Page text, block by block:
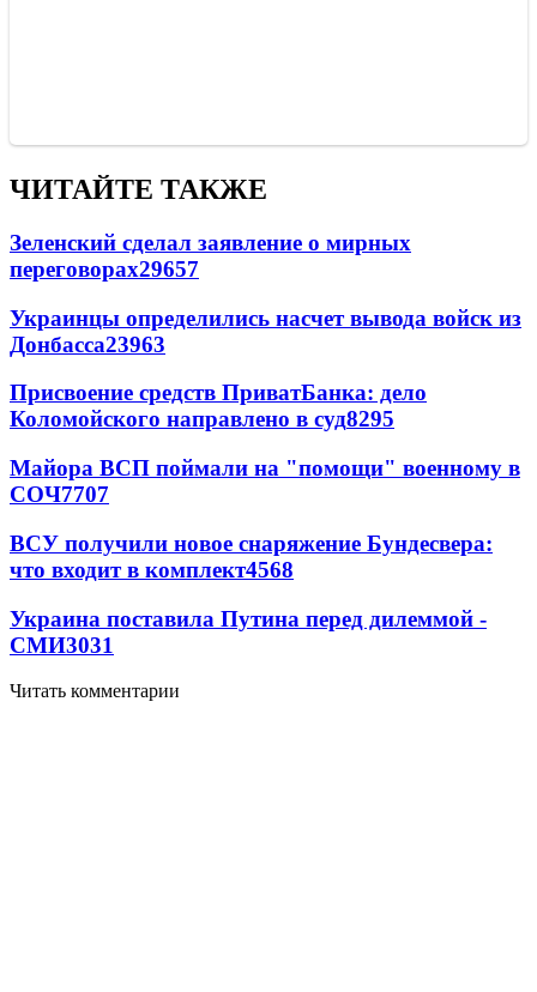
ЧИТАЙТЕ ТАКЖЕ
Зеленский сделал заявление о мирных
переговорах29657
Украинцы определились насчет вывода войск из
Донбасса23963
Присвоение средств ПриватБанка: дело
Коломойского направлено в суд8295
Майора ВСП поймали на "помощи" военному в
СОЧ7707
ВСУ получили новое снаряжение Бундесвера:
что входит в комплект4568
Украина поставила Путина перед дилеммой -
СМИ3031
Читать комментарии